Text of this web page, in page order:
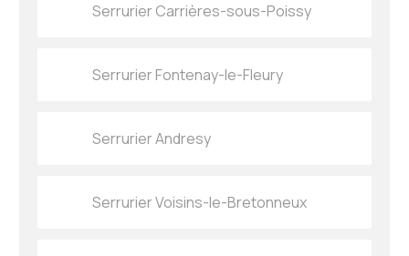
Serrurier Carrières-sous-Poissy
Serrurier Fontenay-le-Fleury
Serrurier Andresy
Serrurier Voisins-le-Bretonneux